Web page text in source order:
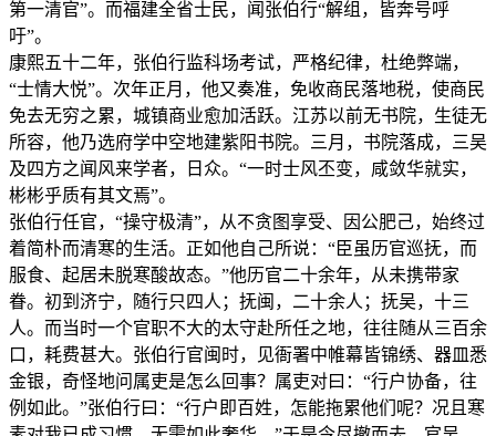
第一清官”。而福建全省士民，闻张伯行“解组，皆奔号呼
吁”。
康熙五十二年，张伯行监科场考试，严格纪律，杜绝弊端，
“士情大悦”。次年正月，他又奏准，免收商民落地税，使商民
免去无穷之累，城镇商业愈加活跃。江苏以前无书院，生徒无
所容，他乃选府学中空地建紫阳书院。三月，书院落成，三吴
及四方之闻风来学者，日众。“一时士风丕变，咸敛华就实，
彬彬乎质有其文焉”。
张伯行任官，“操守极清”，从不贪图享受、因公肥己，始终过
着简朴而清寒的生活。正如他自己所说：“臣虽历官巡抚，而
服食、起居未脱寒酸故态。”他历官二十余年，从未携带家
眷。初到济宁，随行只四人；抚闽，二十余人；抚吴，十三
人。而当时一个官职不大的太守赴所任之地，往往随从三百余
口，耗费甚大。张伯行官闽时，见衙署中帷幕皆锦绣、器皿悉
金银，奇怪地问属吏是怎么回事？属吏对曰：“行户协备，往
例如此。”张伯行曰：“行户即百姓，怎能拖累他们呢？况且寒